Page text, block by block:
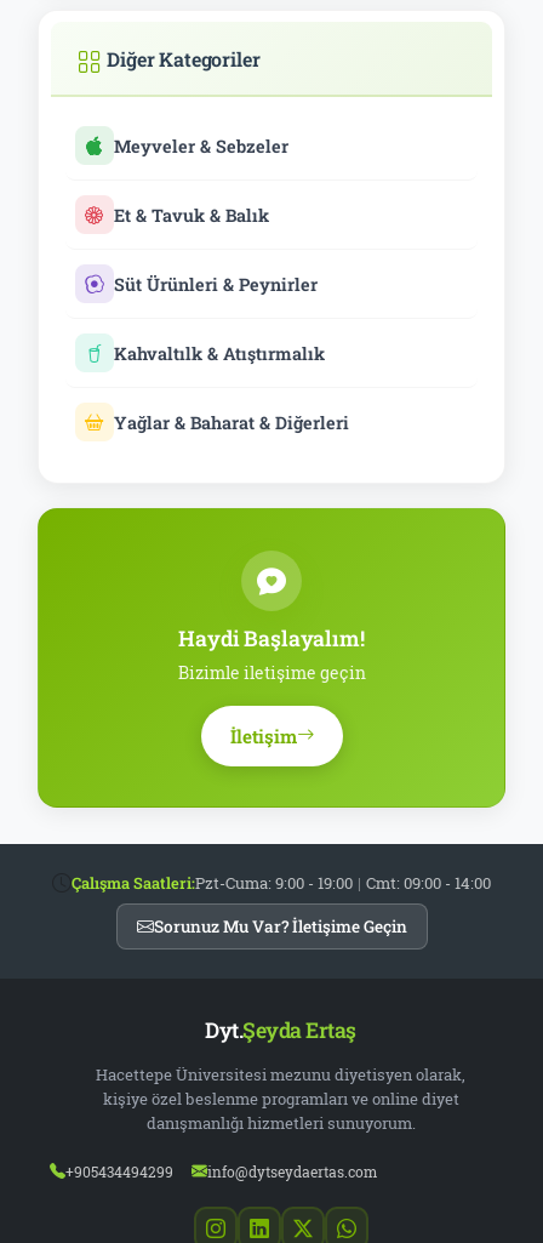
Diğer Kategoriler
Meyveler & Sebzeler
Et & Tavuk & Balık
Süt Ürünleri & Peynirler
Kahvaltılk & Atıştırmalık
Yağlar & Baharat & Diğerleri
Haydi Başlayalım!
Bizimle iletişime geçin
İletişim
Çalışma Saatleri:Pzt-Cuma: 9:00 - 19:00 | Cmt: 09:00 - 14:00
Sorunuz Mu Var? İletişime Geçin
Dyt.Şeyda Ertaş
Hacettepe Üniversitesi mezunu diyetisyen olarak,
kişiye özel beslenme programları ve online diyet
danışmanlığı hizmetleri sunuyorum.
+905434494299 info@dytseydaertas.com